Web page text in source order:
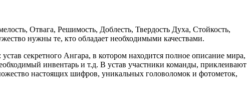
Отвага, Решимость, Доблесть, Твердость Духа, Стойкость,
нужны те, кто обладает необходимыми качествами.
секретного Ангара, в котором находится полное описание мира,
инвентарь и т.д. В устав участники команды, приклеивают
настоящих шифров, уникальных головоломок и фотометок,